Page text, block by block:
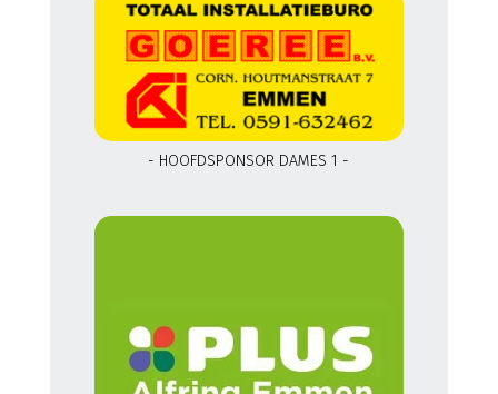
- HOOFDSPONSOR DAMES 1 -